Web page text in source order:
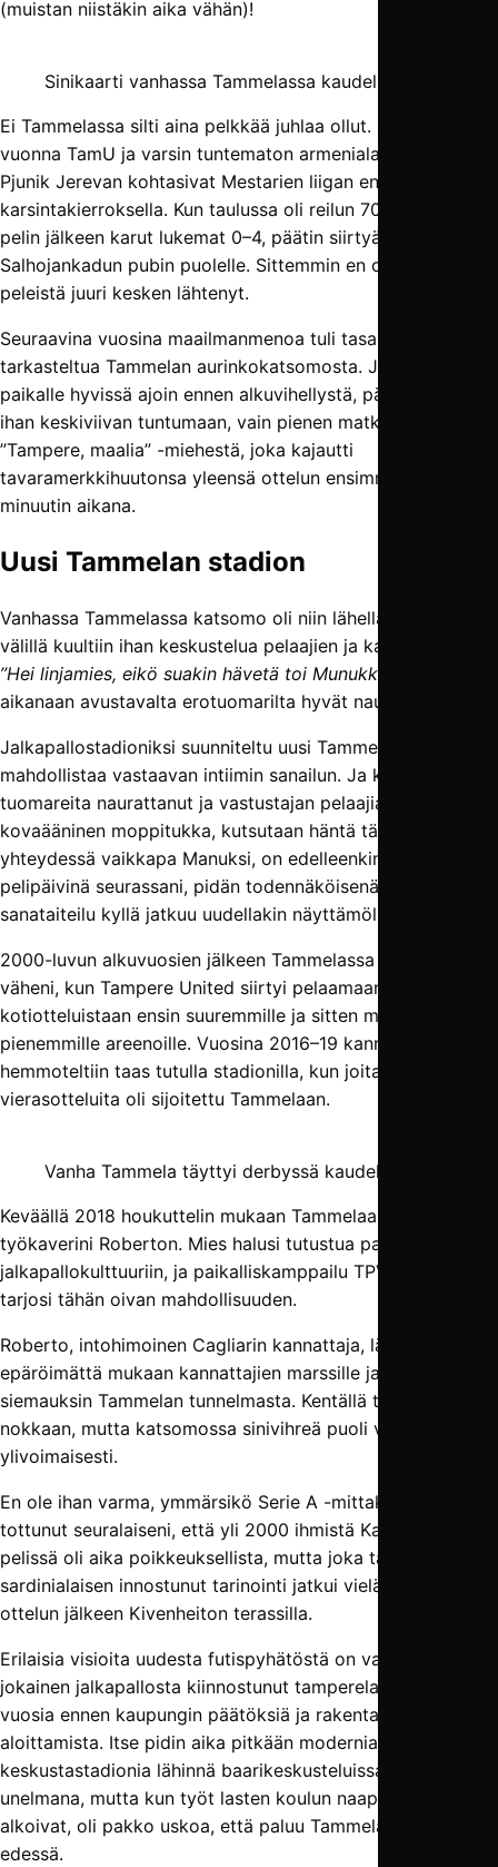
(muistan niistäkin aika vähän)!
Sinikaarti vanhassa Tammelassa kaudella 2018.
Ei Tammelassa silti aina pelkkää juhlaa ollut. Seuraavana
vuonna TamU ja varsin tuntematon armenialaisjoukkue
Pjunik Jerevan kohtasivat Mestarien liigan ensimmäisellä
karsintakierroksella. Kun taulussa oli reilun 70 minuutin
pelin jälkeen karut lukemat 0–4, päätin siirtyä suosiolla
Salhojankadun pubin puolelle. Sittemmin en olekaan
peleistä juuri kesken lähtenyt.
Seuraavina vuosina maailmanmenoa tuli tasaisin väliajoin
tarkasteltua Tammelan aurinkokatsomosta. Jos tuli
paikalle hyvissä ajoin ennen alkuvihellystä, pääsi siihen
ihan keskiviivan tuntumaan, vain pienen matkan päähän
”Tampere, maalia” -miehestä, joka kajautti
tavaramerkkihuutonsa yleensä ottelun ensimmäisen
minuutin aikana.
Uusi Tammelan stadion
Vanhassa Tammelassa katsomo oli niin lähellä kenttää, että
välillä kuultiin ihan keskustelua pelaajien ja katsojien välillä.
”Hei linjamies, eikö suakin hävetä toi Munukka?”
aikanaan avustavalta erotuomarilta hyvät naurut.
Jalkapallostadioniksi suunniteltu uusi Tammela
mahdollistaa vastaavan intiimin sanailun. Ja koska se
tuomareita naurattanut ja vastustajan pelaajia ärsyttänyt
kovaääninen moppitukka, kutsutaan häntä tässä
yhteydessä vaikkapa Manuksi, on edelleenkin usein
pelipäivinä seurassani, pidän todennäköisenä, että
sanataiteilu kyllä jatkuu uudellakin näyttämöllä.
2000-luvun alkuvuosien jälkeen Tammelassa käyminen
väheni, kun Tampere United siirtyi pelaamaan pääosan
kotiotteluistaan ensin suuremmille ja sitten merkittävästi
pienemmille areenoille. Vuosina 2016–19 kannattajia
hemmoteltiin taas tutulla stadionilla, kun joitakin koti- ja
vierasotteluita oli sijoitettu Tammelaan.
Vanha Tammela täyttyi derbyssä kaudella 2018.
Keväällä 2018 houkuttelin mukaan Tammelaan italialaisen
työkaverini Roberton. Mies halusi tutustua paikalliseen
jalkapallokulttuuriin, ja paikalliskamppailu TPV:tä vastaan
tarjosi tähän oivan mahdollisuuden.
Roberto, intohimoinen Cagliarin kannattaja, lähti
epäröimättä mukaan kannattajien marssille ja nautti täysin
siemauksin Tammelan tunnelmasta. Kentällä tuli lopulta
nokkaan, mutta katsomossa sinivihreä puoli vei karkelot
ylivoimaisesti.
En ole ihan varma, ymmärsikö Serie A -mittakaavaan
tottunut seuralaiseni, että yli 2000 ihmistä Kakkosen
pelissä oli aika poikkeuksellista, mutta joka tapauksessa
sardinialaisen innostunut tarinointi jatkui vielä pitkään
ottelun jälkeen Kivenheiton terassilla.
Erilaisia visioita uudesta futispyhätöstä on varmasti
jokainen jalkapallosta kiinnostunut tamperelainen kuullut jo
vuosia ennen kaupungin päätöksiä ja rakentamisen
aloittamista. Itse pidin aika pitkään modernia
keskustastadionia lähinnä baarikeskusteluissa toisteltuna
unelmana, mutta kun työt lasten koulun naapurissa
alkoivat, oli pakko uskoa, että paluu Tammelaan on
edessä.